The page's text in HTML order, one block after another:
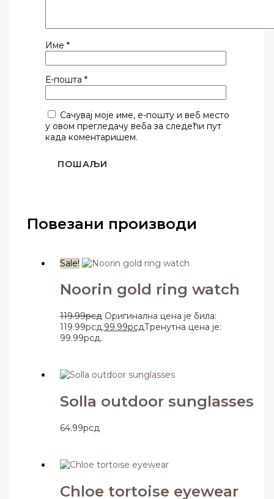
Име *
Е-пошта *
Сачувај моје име, е-пошту и веб место
у овом прегледачу веба за следећи пут
када коментаришем.
Повезани производи
Sale!
Noorin gold ring watch
119.99рсд Оригинална цена је била:
119.99рсд.99.99рсдТренутна цена је:
99.99рсд.
Solla outdoor sunglasses
64.99рсд
Chloe tortoise eyewear